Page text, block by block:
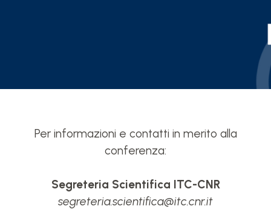
Per informazioni e contatti in merito alla
conferenza:
Segreteria Scientifica ITC-CNR
segreteria.scientifica@itc.cnr.it